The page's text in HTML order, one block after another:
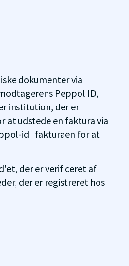
dokumenter via
Peppol ID,
institution, der er
at udstede en faktura via
id i fakturaen for at
der er verificeret af
der er registreret hos